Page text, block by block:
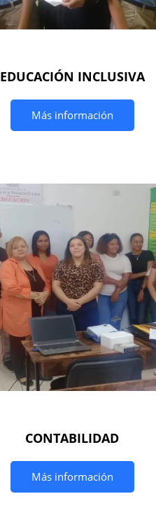
EDUCACIÓN INCLUSIVA
Más información
CONTABILIDAD
Más información